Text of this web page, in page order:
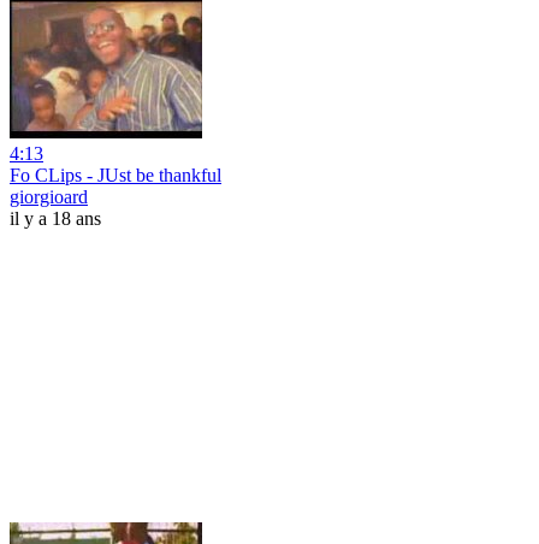
4:13
Fo CLips - JUst be thankful
giorgioard
il y a 18 ans